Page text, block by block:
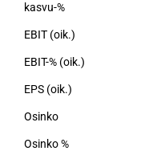
kasvu-%
EBIT (oik.)
EBIT-% (oik.)
EPS (oik.)
Osinko
Osinko %